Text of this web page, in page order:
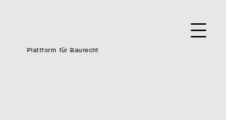
Plattform für Baurecht